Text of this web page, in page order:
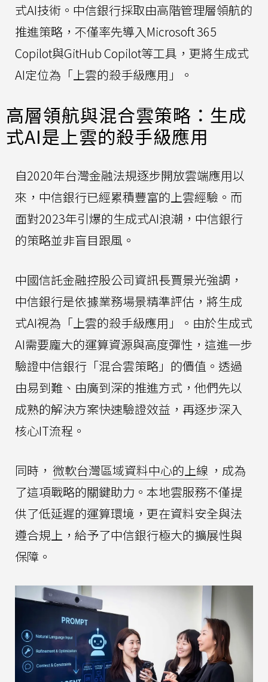
式AI技術。中信銀行採取由高階管理層領航的
推進策略，不僅率先導入Microsoft 365
Copilot與GitHub Copilot等工具，更將生成式
AI定位為「上雲的殺手級應用」。
高層領航與混合雲策略：生成
式AI是上雲的殺手級應用
自2020年台灣金融法規逐步開放雲端應用以
來，中信銀行已經累積豐富的上雲經驗。而
面對2023年引爆的生成式AI浪潮，中信銀行
的策略並非盲目跟風。
中國信託金融控股公司資訊長賈景光強調，
中信銀行是依據業務場景精準評估，將生成
式AI視為「上雲的殺手級應用」。由於生成式
AI需要龐大的運算資源與高度彈性，這進一步
驗證中信銀行「混合雲策略」的價值。透過
由易到難、由廣到深的推進方式，他們先以
成熟的解決方案快速驗證效益，再逐步深入
核心IT流程。
同時， 微軟台灣區域資料中心的上線 ，成為
了這項戰略的關鍵助力。本地雲服務不僅提
供了低延遲的運算環境，更在資料安全與法
遵合規上，給予了中信銀行極大的擴展性與
保障。